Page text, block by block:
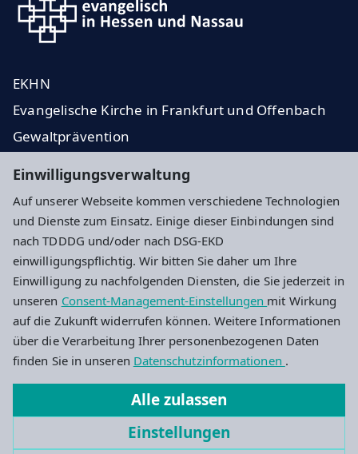
Einwilligungsverwaltung
Auf unserer Webseite kommen verschiedene Technologien
und Dienste zum Einsatz. Einige dieser Einbindungen sind
nach TDDDG und/oder nach DSG-EKD
einwilligungspflichtig. Wir bitten Sie daher um Ihre
Einwilligung zu nachfolgenden Diensten, die Sie jederzeit in
unseren Consent-Management-Einstellungen mit Wirkung
auf die Zukunft widerrufen können. Weitere Informationen
über die Verarbeitung Ihrer personenbezogenen Daten
finden Sie in unseren Datenschutzinformationen .
Alle zulassen
Einstellungen
EKHN
Evangelische Kirche in Frankfurt und Offenbach
Gewaltprävention
Gemeindezeitung
Cookie-Einstellungen
Ev. Schöpfungsgemeinde Frankfurt
Gerauer Str. 52
60528 Frankfurt am Main
schoepfungsgemeinde.frankfurt@ekhn.de